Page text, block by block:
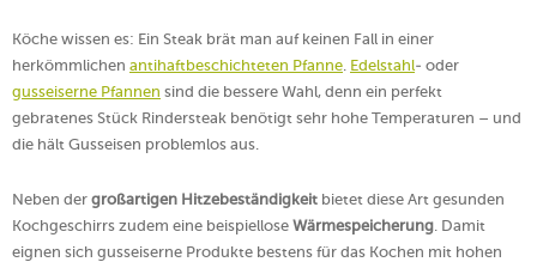
Köche wissen es: Ein Steak brät man auf keinen Fall in einer
herkömmlichen antihaftbeschichteten Pfanne Edelstahl- oder
gusseiserne Pfannen sind die bessere Wahl, denn ein perfekt
gebratenes Stück Rindersteak benötigt sehr hohe Temperaturen – und
die hält Gusseisen problemlos aus.
Neben der großartigen Hitzebeständigkeit bietet diese Art gesunden
Kochgeschirrs zudem eine beispiellose Wärmespeicherung . Damit
eignen sich gusseiserne Produkte bestens für das Kochen mit hohen